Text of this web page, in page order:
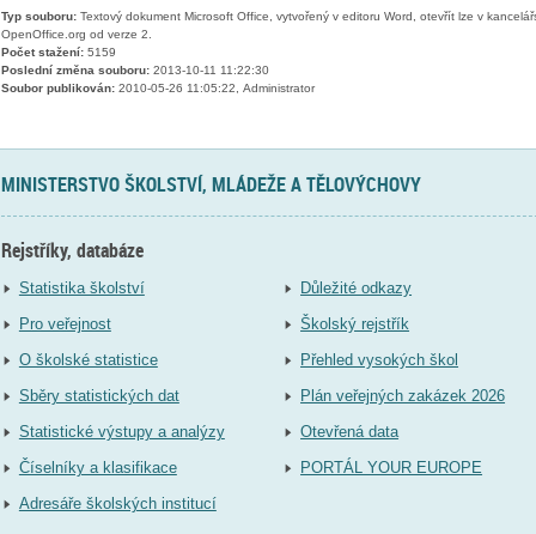
Typ souboru:Textový dokument Microsoft Office, vytvořený v editoru Word, otevřít lze v
OpenOffice.org od verze 2.
Počet stažení:5159
Poslední změna souboru:2013-10-11 11:22:30
Soubor publikován:2010-05-26 11:05:22, Administrator
MINISTERSTVO ŠKOLSTVÍ, MLÁDEŽE A TĚLOVÝCHOVY
Rejstříky, databáze
Statistika školství
Pro veřejnost
O školské statistice
Sběry statistických dat
Statistické výstupy a analýzy
Číselníky a klasifikace
Adresáře školských institucí
Důležité odkazy
Školský rejstřík
Přehled vysokých škol
Plán veřejných zakázek 2026
Otevřená data
PORTÁL YOUR EUROPE